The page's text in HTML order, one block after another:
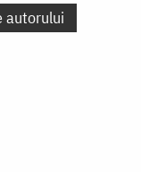
autorului